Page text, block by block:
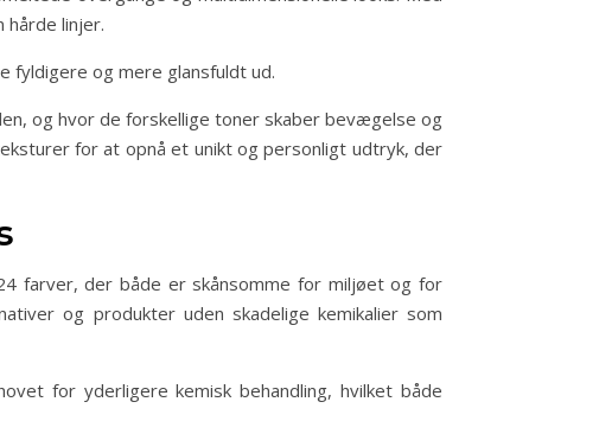
hårde linjer.
fyldigere og mere glansfuldt ud.
og hvor de forskellige toner skaber bevægelse og
for at opnå et unikt og personligt udtryk, der
farver, der både er skånsomme for miljøet og for
og produkter uden skadelige kemikalier som
for yderligere kemisk behandling, hvilket både